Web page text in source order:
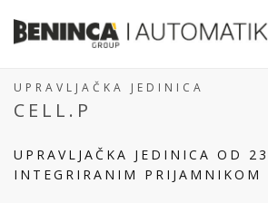
UPRAVLJAČKA JEDINICA
CELL.P
UPRAVLJAČKA JEDINICA OD
INTEGRIRANIM PRIJAMNIKOM